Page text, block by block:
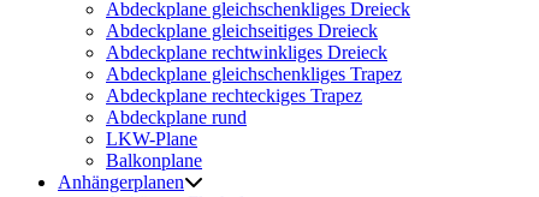
Abdeckplane gleichschenkliges Dreieck
Abdeckplane gleichseitiges Dreieck
Abdeckplane rechtwinkliges Dreieck
Abdeckplane gleichschenkliges Trapez
Abdeckplane rechteckiges Trapez
Abdeckplane rund
LKW-Plane
Balkonplane
Anhängerplanen